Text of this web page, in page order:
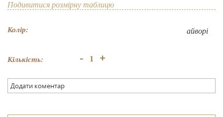
Подивитися розмірну таблицю
Колір: айворі
Кількість: - +
Додати коментар